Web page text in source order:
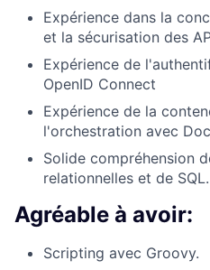
Expérience dans la
et la sécurisation des
Expérience de
OpenID Connect
Expérience de la
l'orchestration avec
Solide compréhension
relationnelles et de SQL.
Agréable à avoir:
Scripting avec Groovy.